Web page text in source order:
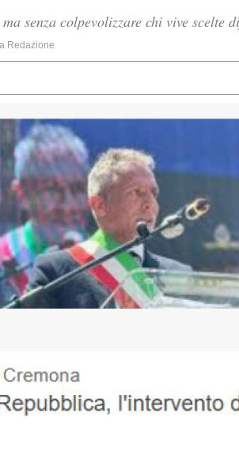
senza colpevolizzare chi vive scelte
Redazione